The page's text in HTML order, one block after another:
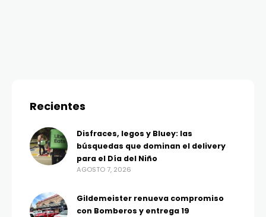
Recientes
Disfraces, legos y Bluey: las
búsquedas que dominan el delivery
para el Día del Niño
AGOSTO 7, 2026
Gildemeister renueva compromiso
con Bomberos y entrega 19